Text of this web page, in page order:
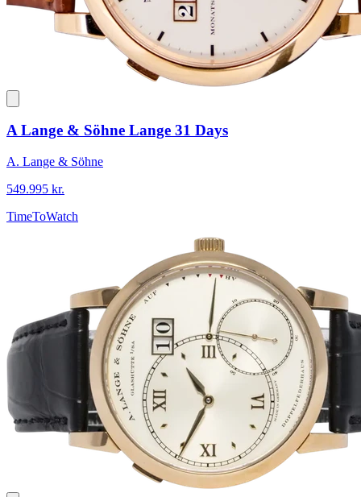
A Lange & Söhne Lange 31 Days
A. Lange & Söhne
549.995 kr.
TimeToWatch